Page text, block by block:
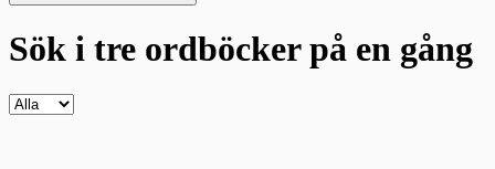
Sök i tre ordböckerpå en gång